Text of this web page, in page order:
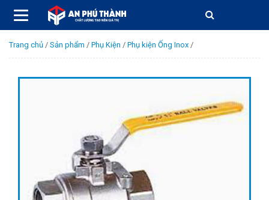
Trang chủ / Sản phẩm / Phụ Kiện / Phụ kiện Ống Inox /